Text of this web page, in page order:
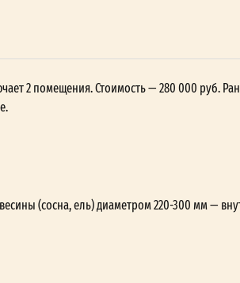
2 помещения. Стоимость — 280 000 руб.
(сосна, ель) диаметром 220-300 мм —